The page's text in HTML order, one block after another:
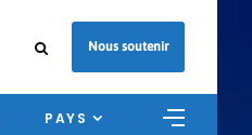
Nous soutenir
PAYS